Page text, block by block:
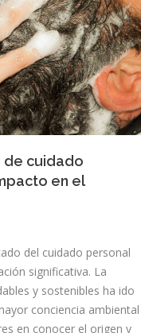
de cuidado
en el
del cuidado personal
significativa. La
y sostenibles ha ido
conciencia ambiental
en conocer el origen y